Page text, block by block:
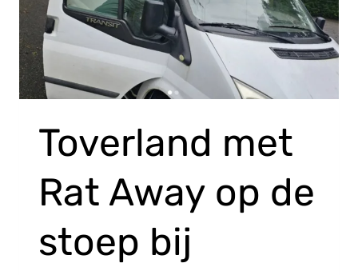
Toverland met
Rat Away op de
stoep bij